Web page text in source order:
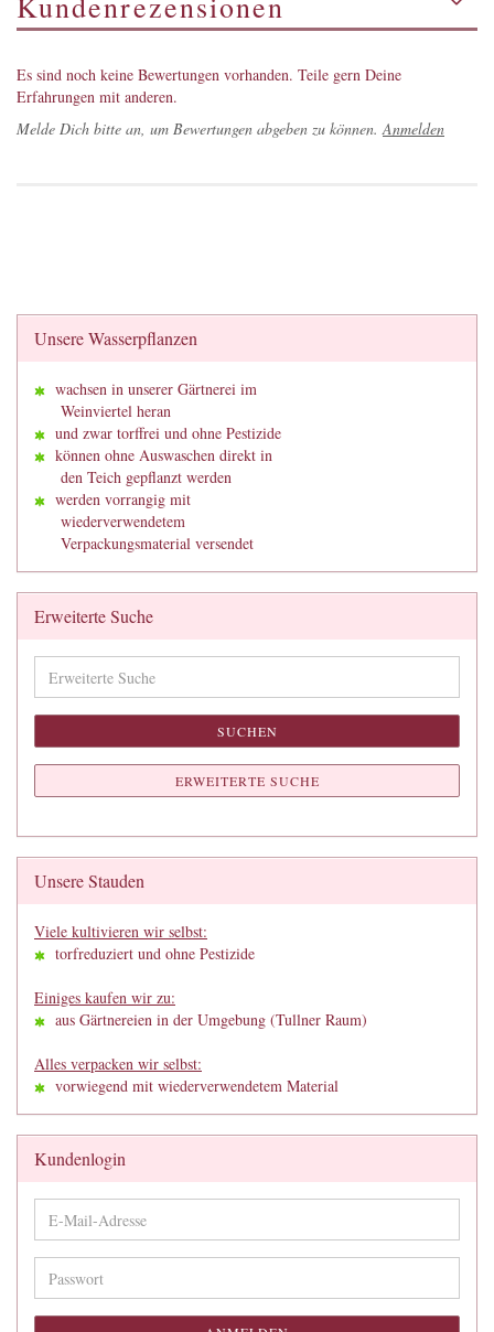
Es sind noch keine Bewertungen vorhanden. Teile gern Deine
Erfahrungen mit anderen.
Melde Dich bitte an, um Bewertungen abgeben zu können.Anmelden
Unsere Wasserpflanzen
wachsen in unserer Gärtnerei im
Weinviertel heran
und zwar torffrei und ohne Pestizide
können ohne Auswaschen direkt in
den Teich gepflanzt werden
werden vorrangig mit
wiederverwendetem
Verpackungsmaterial versendet
Erweiterte Suche
Suche
SUCHEN
ERWEITERTE SUCHE
Unsere Stauden
Viele kultivieren wir selbst:
torfreduziert und ohne Pestizide
Einiges kaufen wir zu:
aus Gärtnereien in der Umgebung (Tullner Raum)
Alles verpacken wir selbst:
vorwiegend mit wiederverwendetem Material
Kundenlogin
E-
Mail-
Adresse
Passwort